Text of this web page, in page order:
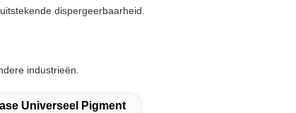
dispergeerbaarheid.
industrieën.
Universeel Pigment